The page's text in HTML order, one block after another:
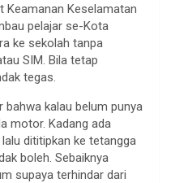
Keamanan Keselamatan
pelajar se-Kota
ke sekolah tanpa
SIM. Bila tetap
tegas.
bahwa kalau belum punya
motor. Kadang ada
dititipkan ke tetangga
boleh. Sebaiknya
supaya terhindar dari